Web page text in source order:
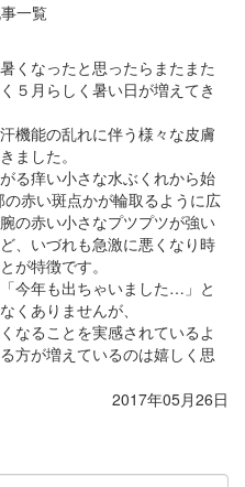
一覧
くなったと思ったらまたまた
５月らしく暑い日が増えてき
機能の乱れに伴う様々な皮膚
ました。
る痒い小さな水ぶくれから始
赤い斑点かが輪取るように広
の赤い小さなプツプツが強い
、いづれも急激に悪くなり時
が特徴です。
今年も出ちゃいました…」と
くありませんが、
なることを実感されているよ
方が増えているのは嬉しく思
2017年05月26日